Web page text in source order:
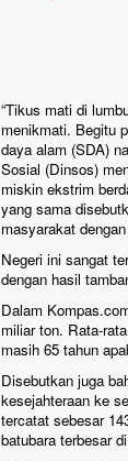
“Tikus mati di
menikmati. Begitu
daya alam (SDA)
Sosial (Dinsos)
miskin ekstrim
yang sama
masyarakat
Negeri ini sangat
dengan hasil
Dalam
miliar ton. Rata-
masih 65 tahun
Disebutkan juga
kesejahteraan ke
tercatat sebesar
batubara terbesar